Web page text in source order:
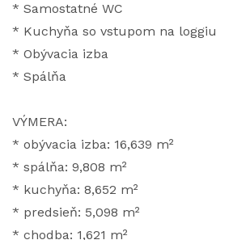
* Samostatné WC
* Kuchyňa so vstupom na loggiu
* Obývacia izba
* Spálňa
VÝMERA:
* obývacia izba: 16,639 m²
* spálňa: 9,808 m²
* kuchyňa: 8,652 m²
* predsieň: 5,098 m²
* chodba: 1,621 m²